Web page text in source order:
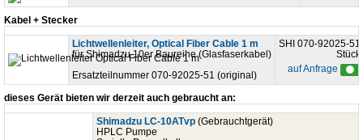
Kabel + Stecker
Lichtwellenleiter, Optical Fiber Cable 1 m
für Shimadzu 10er Baureihe (Glasfaserkabel)
Ersatzteilnummer 070-92025-51 (original)
SHI 070-92025-51
Stück
auf Anfrage
dieses Gerät bieten wir derzeit auch gebraucht an:
Shimadzu LC-10ATvp (Gebrauchtgerät)
HPLC Pumpe